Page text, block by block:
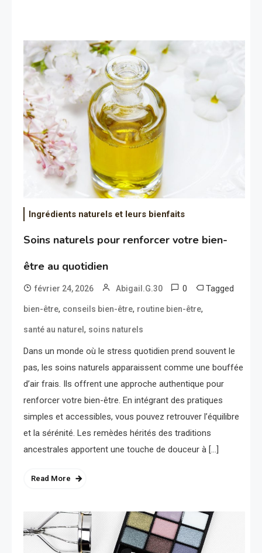
Ingrédients naturels et leurs bienfaits
Soins naturels pour renforcer votre bien-
être au quotidien
février 24, 2026 Abigail.G.30 0 Tagged
bien-être, conseils bien-être, routine bien-être,
santé au naturel, soins naturels
Dans un monde où le stress quotidien prend souvent le
pas, les soins naturels apparaissent comme une bouffée
d’air frais. Ils offrent une approche authentique pour
renforcer votre bien-être. En intégrant des pratiques
simples et accessibles, vous pouvez retrouver l’équilibre
et la sérénité. Les remèdes hérités des traditions
ancestrales apportent une touche de douceur à […]
Read More